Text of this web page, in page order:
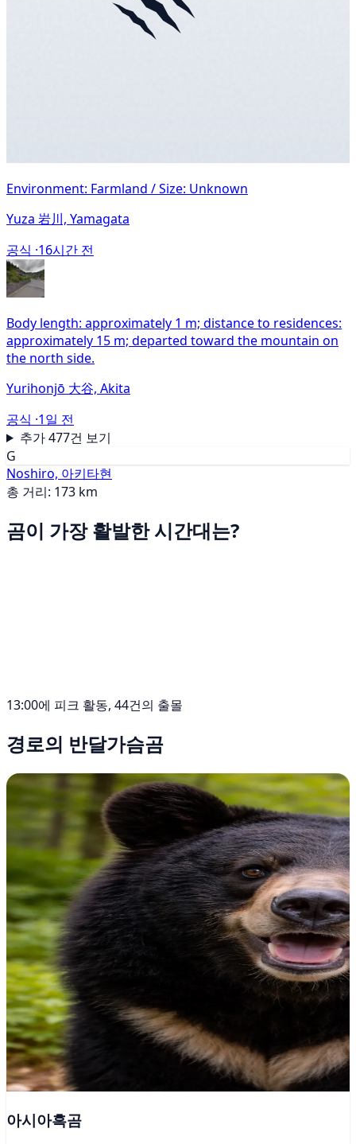
Environment: Farmland / Size: Unknown
Yuza 岩川, Yamagata
공식 ·16시간 전
Body length: approximately 1 m; distance to residences:
approximately 15 m; departed toward the mountain on
the north side.
Yurihonjō 大谷, Akita
공식 ·1일 전
추가 477건 보기
G
Noshiro, 아키타현
총 거리: 173 km
곰이 가장 활발한 시간대는?
13:00에 피크 활동, 44건의 출몰
경로의 반달가슴곰
아시아흑곰